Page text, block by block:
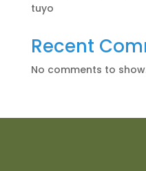
tuyo
Recent
No comments to